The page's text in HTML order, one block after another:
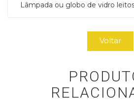
Lâmpada ou globo de vidro
Voltar